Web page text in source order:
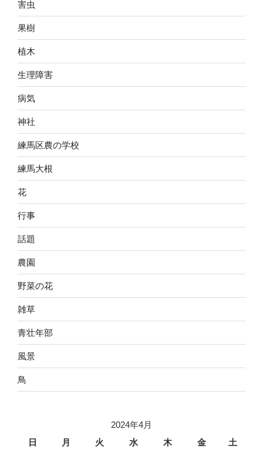
害虫
果樹
植木
生理障害
病気
神社
練馬区農の学校
練馬大根
花
行事
話題
農園
野菜の花
雑草
青壮年部
風景
鳥
2024年4月
日
月 火 水 木 金 土